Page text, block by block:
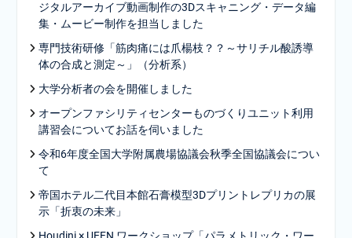
ジタルアーカイブ動画制作の3Dスキャニング・データ編
集・ムービー制作を担当しました
専門技術研修「筋肉痛には爪楊枝？？～サリチル酸誘導
体の合成と測定～」（分析系）
大学分析者の会を開催しました
オープンファシリティセンターものづくりユニット利用
講習会についてお話を伺いました
令和6年度全国大学附属農場協議会秋季全国協議会につい
て
帝国ホテル二代目本館石膏模型3Dプリントレプリカの展
示「折衷の未来」